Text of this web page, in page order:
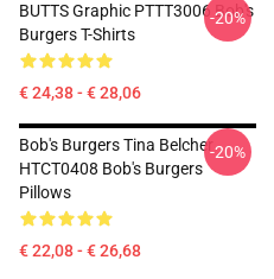
BUTTS Graphic PTTT3006 Bob's
Burgers T-Shirts
€ 24,38 - € 28,06
-20%
Bob's Burgers Tina Belcher
HTCT0408 Bob's Burgers
Pillows
€ 22,08 - € 26,68
-20%